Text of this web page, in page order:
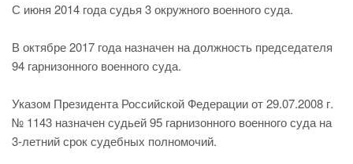
С июня 2014 года судья 3 окружного военного суда.
В октябре 2017 года назначен на должность председателя
94 гарнизонного военного суда.
Указом Президента Российской Федерации от 29.07.2008 г.
№ 1143 назначен судьей 95 гарнизонного военного суда на
3-летний срок судебных полномочий.